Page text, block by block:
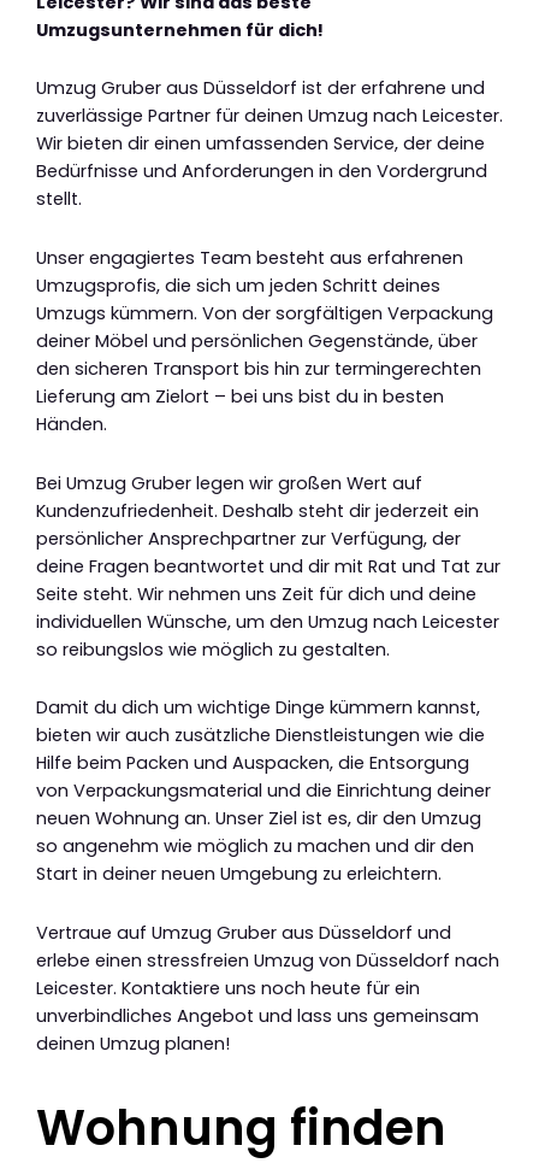
Umzugsunternehmen für dich!
Umzug Gruber aus Düsseldorf ist der erfahrene und
zuverlässige Partner für deinen Umzug nach Leicester.
Wir bieten dir einen umfassenden Service, der deine
Bedürfnisse und Anforderungen in den Vordergrund
stellt.
Unser engagiertes Team besteht aus erfahrenen
Umzugsprofis, die sich um jeden Schritt deines
Umzugs kümmern. Von der sorgfältigen Verpackung
deiner Möbel und persönlichen Gegenstände, über
den sicheren Transport bis hin zur termingerechten
Lieferung am Zielort – bei uns bist du in besten
Händen.
Bei Umzug Gruber legen wir großen Wert auf
Kundenzufriedenheit. Deshalb steht dir jederzeit ein
persönlicher Ansprechpartner zur Verfügung, der
deine Fragen beantwortet und dir mit Rat und Tat zur
Seite steht. Wir nehmen uns Zeit für dich und deine
individuellen Wünsche, um den Umzug nach Leicester
so reibungslos wie möglich zu gestalten.
Damit du dich um wichtige Dinge kümmern kannst,
bieten wir auch zusätzliche Dienstleistungen wie die
Hilfe beim Packen und Auspacken, die Entsorgung
von Verpackungsmaterial und die Einrichtung deiner
neuen Wohnung an. Unser Ziel ist es, dir den Umzug
so angenehm wie möglich zu machen und dir den
Start in deiner neuen Umgebung zu erleichtern.
Vertraue auf Umzug Gruber aus Düsseldorf und
erlebe einen stressfreien Umzug von Düsseldorf nach
Leicester. Kontaktiere uns noch heute für ein
unverbindliches Angebot und lass uns gemeinsam
deinen Umzug planen!
Wohnung finden